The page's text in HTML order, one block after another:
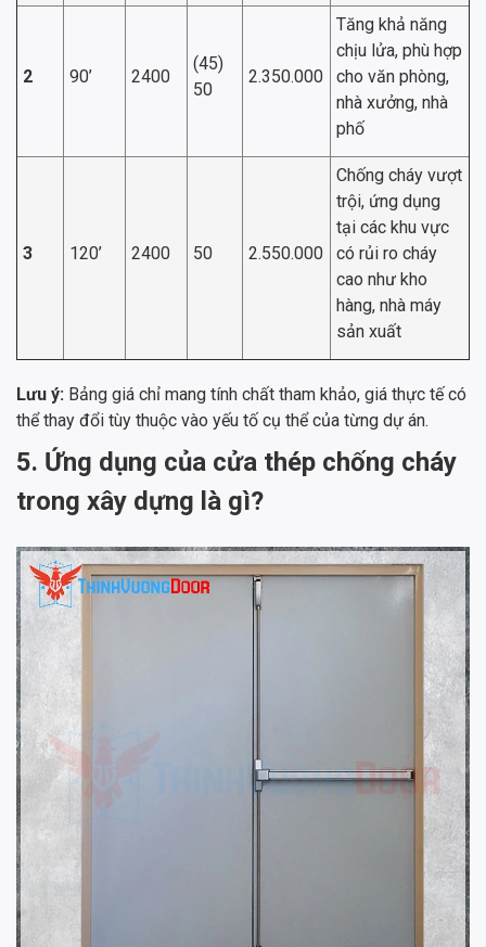
2 90’ 2400
(45)
50
2.350.000
Tăng khả năng
chịu lửa, phù hợp
cho văn phòng,
nhà xưởng, nhà
phố
3 120’ 2400 50 2.550.000
Chống cháy vượt
trội, ứng dụng
tại các khu vực
có rủi ro cháy
cao như kho
hàng, nhà máy
sản xuất
Lưu ý: Bảng giá chỉ mang tính chất tham khảo, giá thực tế có
thể thay đổi tùy thuộc vào yếu tố cụ thể của từng dự án.
5. Ứng dụng của cửa thép chống cháy
trong xây dựng là gì?